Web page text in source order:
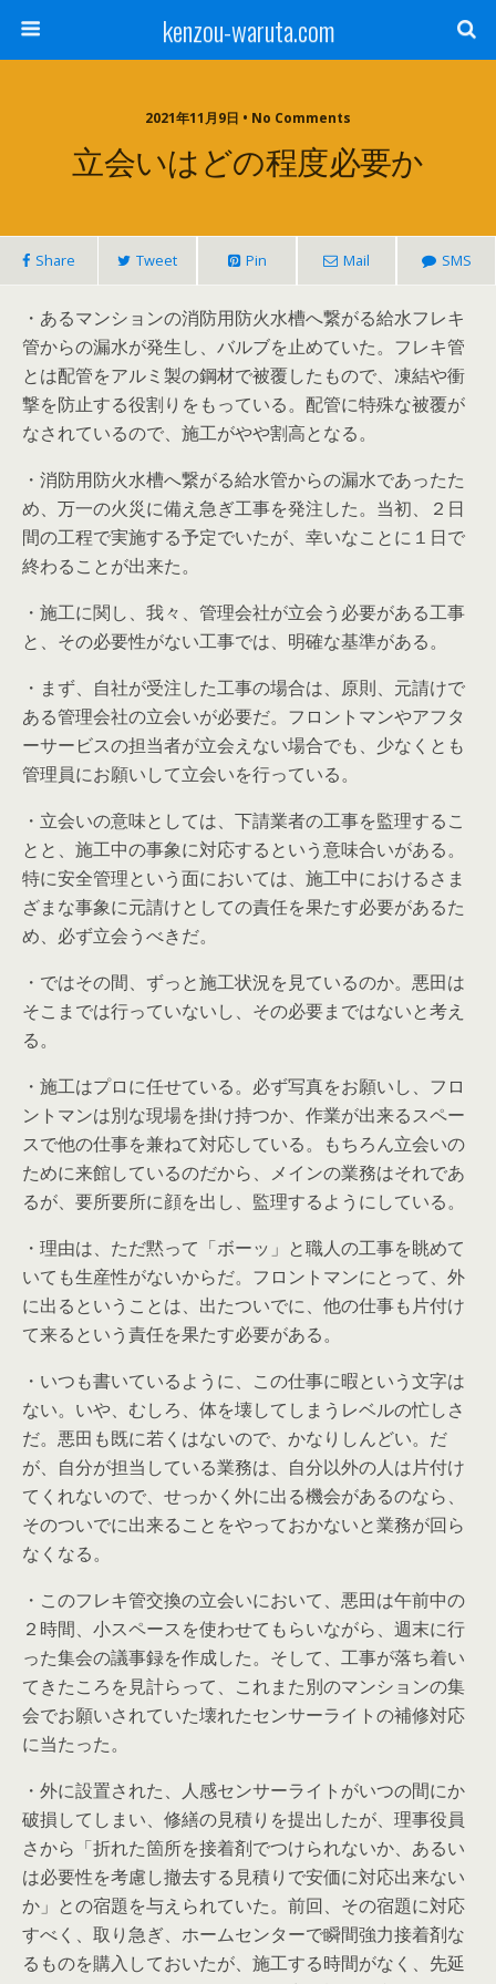
kenzou-waruta.com
2021年11月9日 • No Comments
立会いはどの程度必要か
Share Tweet Pin Mail SMS
・あるマンションの消防用防火水槽へ繋がる給水フレキ
管からの漏水が発生し、バルブを止めていた。フレキ管
とは配管をアルミ製の鋼材で被覆したもので、凍結や衝
撃を防止する役割りをもっている。配管に特殊な被覆が
なされているので、施工がやや割高となる。
・消防用防火水槽へ繋がる給水管からの漏水であったた
め、万一の火災に備え急ぎ工事を発注した。当初、２日
間の工程で実施する予定でいたが、幸いなことに１日で
終わることが出来た。
・施工に関し、我々、管理会社が立会う必要がある工事
と、その必要性がない工事では、明確な基準がある。
・まず、自社が受注した工事の場合は、原則、元請けで
ある管理会社の立会いが必要だ。フロントマンやアフタ
ーサービスの担当者が立会えない場合でも、少なくとも
管理員にお願いして立会いを行っている。
・立会いの意味としては、下請業者の工事を監理するこ
とと、施工中の事象に対応するという意味合いがある。
特に安全管理という面においては、施工中におけるさま
ざまな事象に元請けとしての責任を果たす必要があるた
め、必ず立会うべきだ。
・ではその間、ずっと施工状況を見ているのか。悪田は
そこまでは行っていないし、その必要まではないと考え
る。
・施工はプロに任せている。必ず写真をお願いし、フロ
ントマンは別な現場を掛け持つか、作業が出来るスペー
スで他の仕事を兼ねて対応している。もちろん立会いの
ために来館しているのだから、メインの業務はそれであ
るが、要所要所に顔を出し、監理するようにしている。
・理由は、ただ黙って「ボーッ」と職人の工事を眺めて
いても生産性がないからだ。フロントマンにとって、外
に出るということは、出たついでに、他の仕事も片付け
て来るという責任を果たす必要がある。
・いつも書いているように、この仕事に暇という文字は
ない。いや、むしろ、体を壊してしまうレベルの忙しさ
だ。悪田も既に若くはないので、かなりしんどい。だ
が、自分が担当している業務は、自分以外の人は片付け
てくれないので、せっかく外に出る機会があるのなら、
そのついでに出来ることをやっておかないと業務が回ら
なくなる。
・このフレキ管交換の立会いにおいて、悪田は午前中の
２時間、小スペースを使わせてもらいながら、週末に行
った集会の議事録を作成した。そして、工事が落ち着い
てきたころを見計らって、これまた別のマンションの集
会でお願いされていた壊れたセンサーライトの補修対応
に当たった。
・外に設置された、人感センサーライトがいつの間にか
破損してしまい、修繕の見積りを提出したが、理事役員
さから「折れた箇所を接着剤でつけられないか、あるい
は必要性を考慮し撤去する見積りで安価に対応出来ない
か」との宿題を与えられていた。前回、その宿題に対応
すべく、取り急ぎ、ホームセンターで瞬間強力接着剤な
るものを購入しておいたが、施工する時間がなく、先延